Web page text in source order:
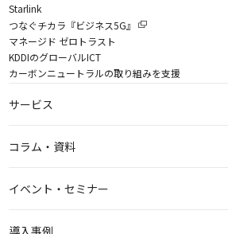
Starlink
つなぐチカラ『ビジネス5G』
マネージド ゼロトラスト
KDDIのグローバルICT
カーボンニュートラルの取り組みを支援
サービス
コラム・資料
イベント・セミナー